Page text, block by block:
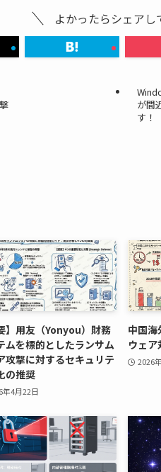
よかったらシェアし
が間
す！
】用友（Yonyou）財務
ムを標的としたランサム
攻撃に対するセキュリテ
の推奨
年4月22日
中国海
ウェ
2026